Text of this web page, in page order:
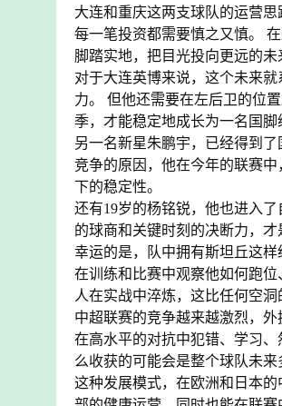
大连和重庆这两支球队的运营
每一笔投资都需要慎之又慎。
脚踏实地，把目光投向更远的未
对于大连英博来说，这个未来
力。 但他还需要在左后卫的位
季，才能稳定地成长为一名国脚
另一名新星朱鹏宇，已经得到
竞争的原因，他在今年的联赛
下的稳定性。
还有19岁的杨铭锐，他也进入
的球商和关键时刻的决断力，
幸运的是，队中拥有斯坦丘这
在训练和比赛中观察他如何跑
人在实战中淬炼，这比任何空洞
中超联赛的竞争越来越激烈，
在高水平的对抗中犯错、学习
么收获的可能会是整个球队未来
这种发展模式，在欧洲和日本